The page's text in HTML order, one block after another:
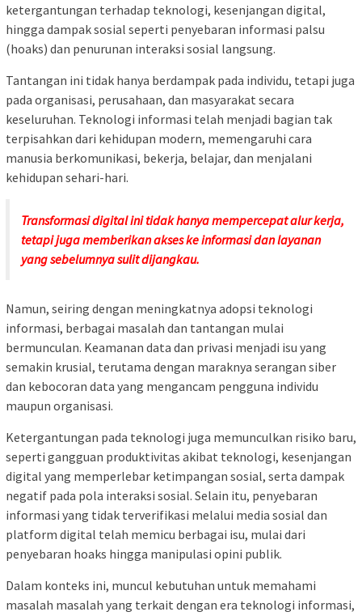
ketergantungan terhadap teknologi, kesenjangan digital,
hingga dampak sosial seperti penyebaran informasi palsu
(hoaks) dan penurunan interaksi sosial langsung.
Tantangan ini tidak hanya berdampak pada individu, tetapi juga
pada organisasi, perusahaan, dan masyarakat secara
keseluruhan. Teknologi informasi telah menjadi bagian tak
terpisahkan dari kehidupan modern, memengaruhi cara
manusia berkomunikasi, bekerja, belajar, dan menjalani
kehidupan sehari-hari.
Transformasi digital ini tidak hanya mempercepat alur kerja,
tetapi juga memberikan akses ke informasi dan layanan
yang sebelumnya sulit dijangkau.
Namun, seiring dengan meningkatnya adopsi teknologi
informasi, berbagai masalah dan tantangan mulai
bermunculan. Keamanan data dan privasi menjadi isu yang
semakin krusial, terutama dengan maraknya serangan siber
dan kebocoran data yang mengancam pengguna individu
maupun organisasi.
Ketergantungan pada teknologi juga memunculkan risiko baru,
seperti gangguan produktivitas akibat teknologi, kesenjangan
digital yang memperlebar ketimpangan sosial, serta dampak
negatif pada pola interaksi sosial. Selain itu, penyebaran
informasi yang tidak terverifikasi melalui media sosial dan
platform digital telah memicu berbagai isu, mulai dari
penyebaran hoaks hingga manipulasi opini publik.
Dalam konteks ini, muncul kebutuhan untuk memahami
masalah masalah yang terkait dengan era teknologi informasi,